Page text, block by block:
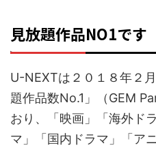
見放題作品NO1です
U-NEXTは２０１８年２
題作品数No.1」（GEM
おり、「映画」「海外ド
マ」「国内ドラマ」「ア